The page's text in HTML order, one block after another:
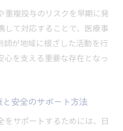
重複投与のリスクを早期に発
して対応することで、医療事
師が地域に根ざした活動を行
心を支える重要な存在となっ
安全のサポート方法
をサポートするためには、日